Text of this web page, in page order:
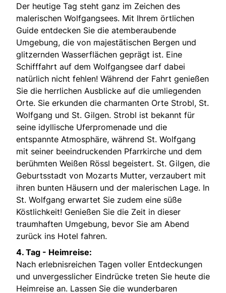
Der heutige Tag steht ganz im Zeichen des
malerischen Wolfgangsees. Mit Ihrem örtlichen
Guide entdecken Sie die atemberaubende
Umgebung, die von majestätischen Bergen und
glitzernden Wasserflächen geprägt ist. Eine
Schifffahrt auf dem Wolfgangsee darf dabei
natürlich nicht fehlen! Während der Fahrt genießen
Sie die herrlichen Ausblicke auf die umliegenden
Orte. Sie erkunden die charmanten Orte Strobl, St.
Wolfgang und St. Gilgen. Strobl ist bekannt für
seine idyllische Uferpromenade und die
entspannte Atmosphäre, während St. Wolfgang
mit seiner beeindruckenden Pfarrkirche und dem
berühmten Weißen Rössl begeistert. St. Gilgen, die
Geburtsstadt von Mozarts Mutter, verzaubert mit
ihren bunten Häusern und der malerischen Lage. In
St. Wolfgang erwartet Sie zudem eine süße
Köstlichkeit! Genießen Sie die Zeit in dieser
traumhaften Umgebung, bevor Sie am Abend
zurück ins Hotel fahren.
4. Tag - Heimreise:
Nach erlebnisreichen Tagen voller Entdeckungen
und unvergesslicher Eindrücke treten Sie heute die
Heimreise an. Lassen Sie die wunderbaren